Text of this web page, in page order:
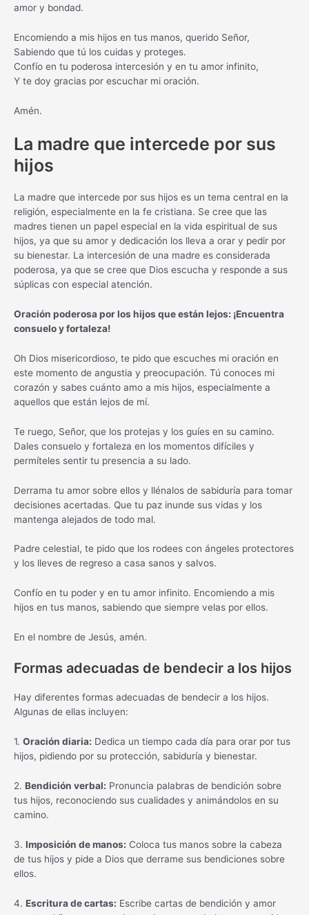
amor y bondad.
Encomiendo a mis hijos en tus manos, querido Señor,
Sabiendo que tú los cuidas y proteges.
Confío en tu poderosa intercesión y en tu amor infinito,
Y te doy gracias por escuchar mi oración.
Amén.
La madre que intercede por sus
hijos
La madre que intercede por sus hijos es un tema central en la
religión, especialmente en la fe cristiana. Se cree que las
madres tienen un papel especial en la vida espiritual de sus
hijos, ya que su amor y dedicación los lleva a orar y pedir por
su bienestar. La intercesión de una madre es considerada
poderosa, ya que se cree que Dios escucha y responde a sus
súplicas con especial atención.
Oración poderosa por los hijos que están lejos: ¡Encuentra
consuelo y fortaleza!
Oh Dios misericordioso, te pido que escuches mi oración en
este momento de angustia y preocupación. Tú conoces mi
corazón y sabes cuánto amo a mis hijos, especialmente a
aquellos que están lejos de mí.
Te ruego, Señor, que los protejas y los guíes en su camino.
Dales consuelo y fortaleza en los momentos difíciles y
permíteles sentir tu presencia a su lado.
Derrama tu amor sobre ellos y llénalos de sabiduría para tomar
decisiones acertadas. Que tu paz inunde sus vidas y los
mantenga alejados de todo mal.
Padre celestial, te pido que los rodees con ángeles protectores
y los lleves de regreso a casa sanos y salvos.
Confío en tu poder y en tu amor infinito. Encomiendo a mis
hijos en tus manos, sabiendo que siempre velas por ellos.
En el nombre de Jesús, amén.
Formas adecuadas de bendecir a los hijos
Hay diferentes formas adecuadas de bendecir a los hijos.
Algunas de ellas incluyen:
1. Oración diaria: Dedica un tiempo cada día para orar por tus
hijos, pidiendo por su protección, sabiduría y bienestar.
2. Bendición verbal: Pronuncia palabras de bendición sobre
tus hijos, reconociendo sus cualidades y animándolos en su
camino.
3. Imposición de manos: Coloca tus manos sobre la cabeza
de tus hijos y pide a Dios que derrame sus bendiciones sobre
ellos.
4. Escritura de cartas: Escribe cartas de bendición y amor